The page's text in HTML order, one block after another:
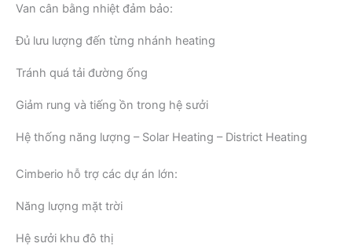
Van cân bằng nhiệt đảm bảo:
Đủ lưu lượng đến từng nhánh heating
Tránh quá tải đường ống
Giảm rung và tiếng ồn trong hệ sưởi
Hệ thống năng lượng – Solar Heating – District Heating
Cimberio hỗ trợ các dự án lớn:
Năng lượng mặt trời
Hệ sưởi khu đô thị